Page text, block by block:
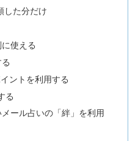
した分だけ
使える
ントを利用する
る
ール占いの「絆」を利用